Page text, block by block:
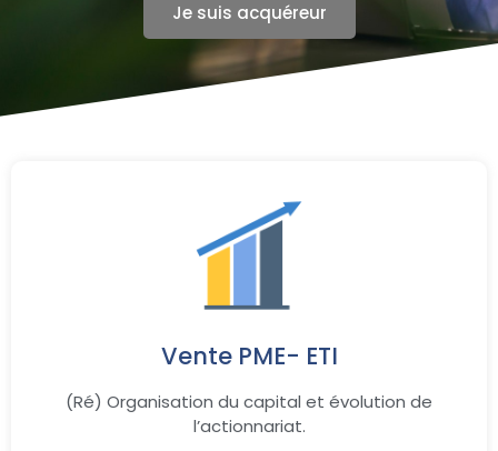
Je suis acquéreur
Vente PME- ETI
(Ré) Organisation du capital et évolution de
l’actionnariat.